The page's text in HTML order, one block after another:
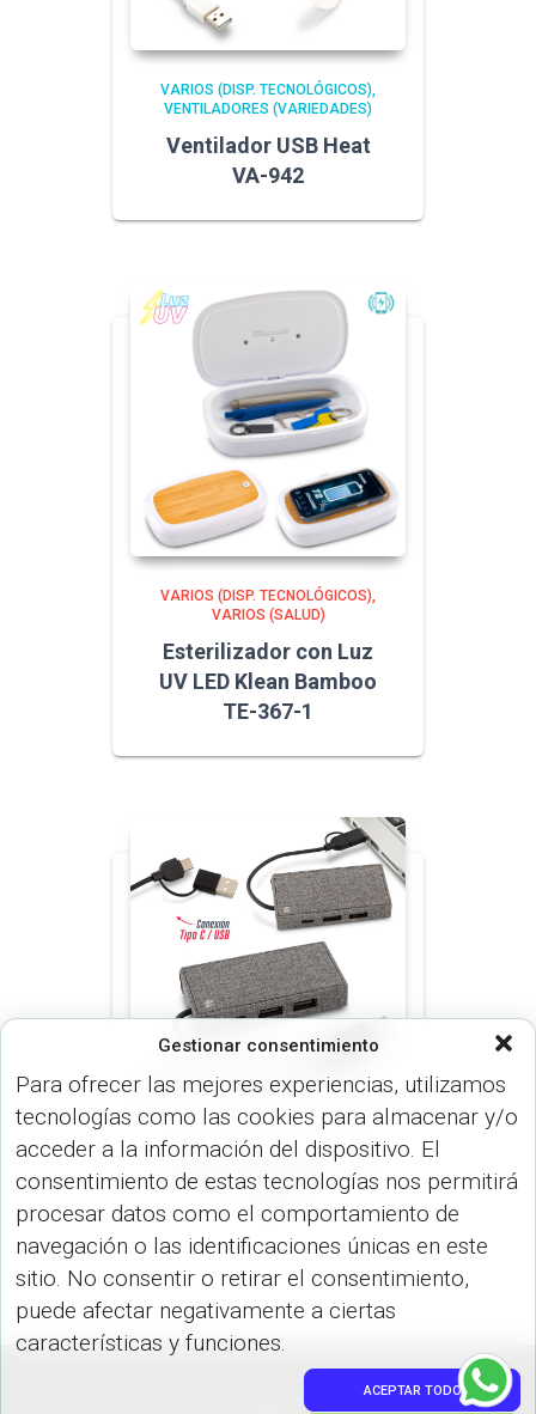
Gestionar consentimiento
Para ofrecer las mejores experiencias, utilizamos
tecnologías como las cookies para almacenar y/o
acceder a la información del dispositivo. El
consentimiento de estas tecnologías nos permitirá
procesar datos como el comportamiento de
navegación o las identificaciones únicas en este
sitio. No consentir o retirar el consentimiento,
puede afectar negativamente a ciertas
características y funciones.
ACEPTAR TODO
VARIOS (DISP. TECNOLÓGICOS)
VENTILADORES (VARIEDADES)
Ventilador USB Heat
VA-942
VARIOS (DISP. TECNOLÓGICOS)
VARIOS (SALUD)
Esterilizador con Luz
UV LED Klean Bamboo
TE-367-1
VARIOS (DISP. TECNOLÓGICOS)
Puerto USB RPET TE-